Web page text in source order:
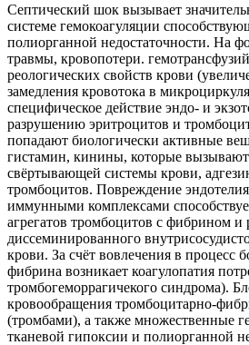
Септический шок вызывает
системе гемокоагуляции
полиорганной недостаточности. На
травмы, кровопотери.
реологических свойств крови
замедления кровотока в
специфическое действие эндо- и
разрушению эритроцитов и
попадают биологически активные
гистамин, кинины, которые
свёртывающей системы крови,
тромбоцитов. Повреждение
иммунными комплексами
агрегатов тромбоцитов с фибрином и
диссеминированного
крови. За счёт вовлечения в процесс
фибрина возникает коагулопатия
тромбогеморрагичекого синдрома).
кровообращения тромбоцитарно-
(тромбами), а также множественные
тканевой гипоксии и полиорганной